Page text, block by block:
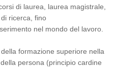
di laurea, laurea magistrale,
ricerca, fino
nel mondo del lavoro.
formazione superiore nella
persona (principio cardine